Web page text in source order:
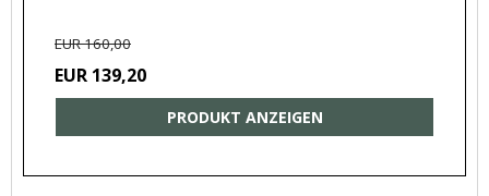
EUR 160,00
EUR 139,20
PRODUKT ANZEIGEN